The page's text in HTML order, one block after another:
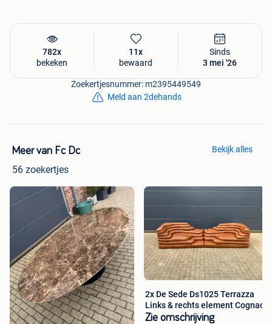
782x
bekeken
11x
bewaard
Sinds
3 mei '26
Zoekertjesnummer: m2395449549
Meld aan 2dehands
Meer van Fc Dc
56 zoekertjes
Bekijk alles
2x De Sede Ds1025 Terrazza
Links & rechts element Cognac
Zie omschrijving